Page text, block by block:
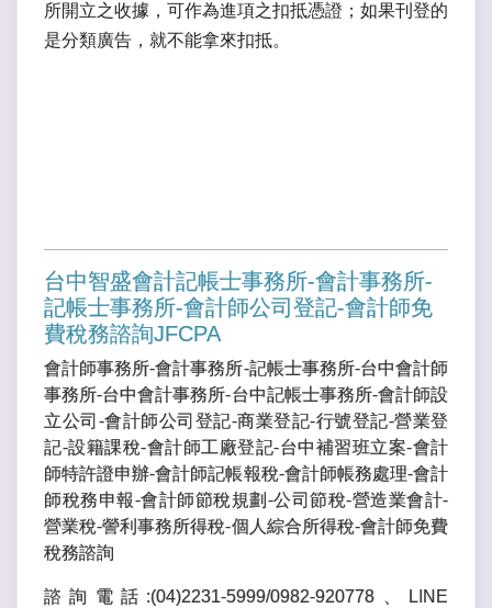
所開立之收據，可作為進項之扣抵憑證；如果刊登的
是分類廣告，就不能拿來扣抵。
台中智盛會計記帳士事務所-會計事務所-
記帳士事務所-會計師公司登記-會計師免
費稅務諮詢JFCPA
會計師事務所-會計事務所-記帳士事務所-台中會計師
事務所-台中會計事務所-台中記帳士事務所-會計師設
立公司-會計師公司登記-商業登記-行號登記-營業登
記-設籍課稅-會計師工廠登記-台中補習班立案-會計
師特許證申辦-會計師記帳報稅-會計師帳務處理-會計
師稅務申報-會計師節稅規劃-公司節稅-營造業會計-
營業稅-謍利事務所得稅-個人綜合所得稅-會計師免費
稅務諮詢
諮詢電話:(04)2231-5999/0982-920778、LINE